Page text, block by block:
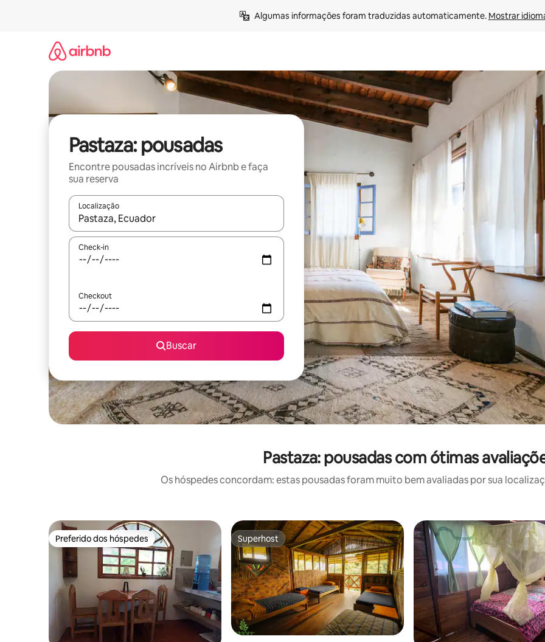
Algumas informações foram traduzidas automaticamente. Mostrar
Pastaza: pousadas
Encontre pousadas incríveis no Airbnb e faça
sua reserva
Localização
Quando os resultados estiverem disponíveis, explore-os usando as seta para cima e para baixo do teclado ou tocando
Check-in
Checkout
Buscar
Pastaza: pousadas com ótimas
Os hóspedes concordam: estas pousadas foram muito bem avaliadas por sua
Preferido dos hóspedes
Preferido dos hóspedes Superhost
Superhost